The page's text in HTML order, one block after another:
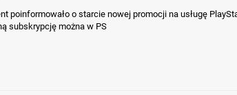
poinformowało o starcie nowej promocji na usługę
subskrypcję można w PS